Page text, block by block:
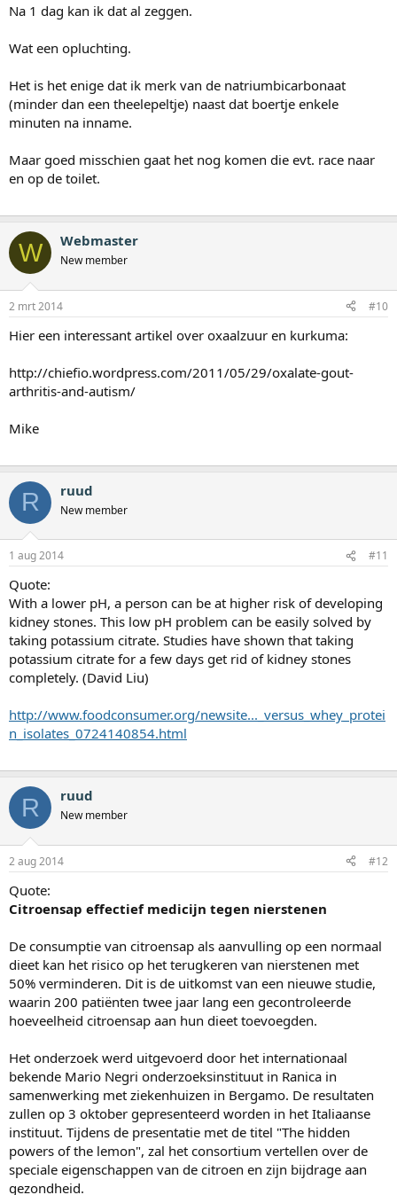
Na 1 dag kan ik dat al zeggen.
Wat een opluchting.
Het is het enige dat ik merk van de natriumbicarbonaat
(minder dan een theelepeltje) naast dat boertje enkele
minuten na inname.
Maar goed misschien gaat het nog komen die evt. race naar
en op de toilet.
W Webmaster
New member
2 mrt 2014 #10
Hier een interessant artikel over oxaalzuur en kurkuma:
http://chiefio.wordpress.com/2011/05/29/oxalate-gout-
arthritis-and-autism/
Mike
R ruud
New member
1 aug 2014 #11
Quote:
With a lower pH, a person can be at higher risk of developing
kidney stones. This low pH problem can be easily solved by
taking potassium citrate. Studies have shown that taking
potassium citrate for a few days get rid of kidney stones
completely. (David Liu)
http://www.foodconsumer.org/newsite..._versus_whey_protei
n_isolates_0724140854.html
R ruud
New member
2 aug 2014 #12
Quote:
Citroensap effectief medicijn tegen nierstenen
De consumptie van citroensap als aanvulling op een normaal
dieet kan het risico op het terugkeren van nierstenen met
50% verminderen. Dit is de uitkomst van een nieuwe studie,
waarin 200 patiënten twee jaar lang een gecontroleerde
hoeveelheid citroensap aan hun dieet toevoegden.
Het onderzoek werd uitgevoerd door het internationaal
bekende Mario Negri onderzoeksinstituut in Ranica in
samenwerking met ziekenhuizen in Bergamo. De resultaten
zullen op 3 oktober gepresenteerd worden in het Italiaanse
instituut. Tijdens de presentatie met de titel "The hidden
powers of the lemon", zal het consortium vertellen over de
speciale eigenschappen van de citroen en zijn bijdrage aan
gezondheid.